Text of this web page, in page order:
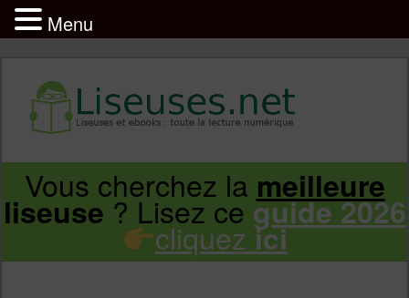
Infos sur les liseuses Kindle, Kobo,
Vivlio, Pocketbook
Aller
Aller
Vous cherchez la meilleure
liseuse? Lisez ceguide 2026
cliquez ici
Menu